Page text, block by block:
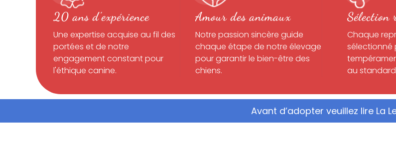
20 ans d’expérience
Une expertise acquise au fil des
portées et de notre
engagement constant pour
l'éthique canine.
Amour des animaux
Notre passion sincère guide
chaque étape de notre élevage
pour garantir le bien-être des
chiens.
Sélection
Chaque
sélectionné
au
Avant d’adopter veuillez lire La